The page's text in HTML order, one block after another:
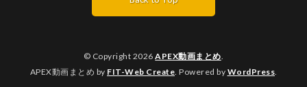
© Copyright 2026APEX動画まとめ.
APEX動画まとめ by FIT-Web Create. Powered by WordPress.